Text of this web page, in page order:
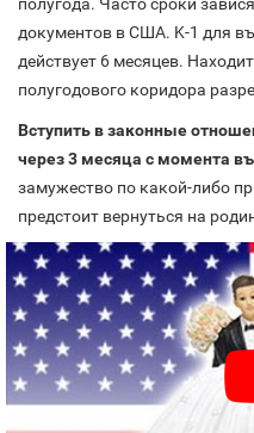
документов в США. K-1 для
действует 6 месяцев.
полугодового коридора
Вступить в законные
через 3 месяца с момента
замужество по какой-либо
предстоит вернуться на